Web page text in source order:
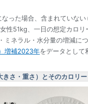
った場合、含まれていない
性51kg、一日の想定カロリ
ネラル・水分量の増減に
増補2023年をデータとして
さ・重さ）とそのカロリー